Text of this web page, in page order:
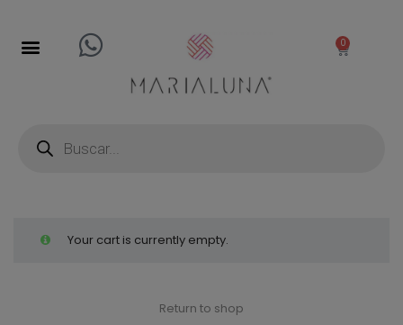
0
Your cart is currently empty.
Return to shop